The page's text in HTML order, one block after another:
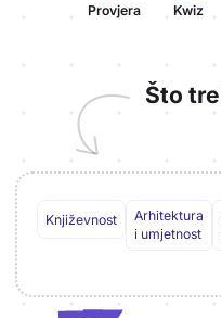
Provjera Kwiz
Što
Književnost
Arhitektura
i umjetnost